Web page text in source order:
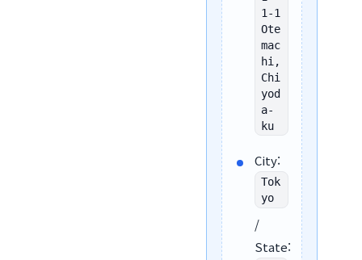
1-1
Ote
mac
hi,
Chi
yod
a-
ku
City:
Tok
yo
/
State: